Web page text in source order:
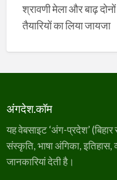
श्रावणी मेला और बाढ़
तैयारियों का लिया जायजा
अंगदेश.कॉम
यह वेबसाइट ‘अंग-प्रदेश’
संस्कृति, भाषा अंगिका, इतिहास,
जानकारियां देती है।